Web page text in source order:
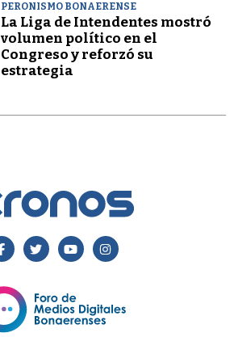
PERONISMO BONAERENSE
La Liga de Intendentes mostró
volumen político en el
Congreso y reforzó su
estrategia